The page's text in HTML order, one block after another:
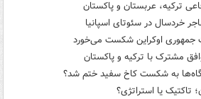
ترکیه، عربستان و پاکستان
جمهوری اوکراین شکست می‌خورد
مشترک با ترکیه و پاکستان
به شکست کاخ سفید ختم شد؟
تاکتیک یا استراتژی؟